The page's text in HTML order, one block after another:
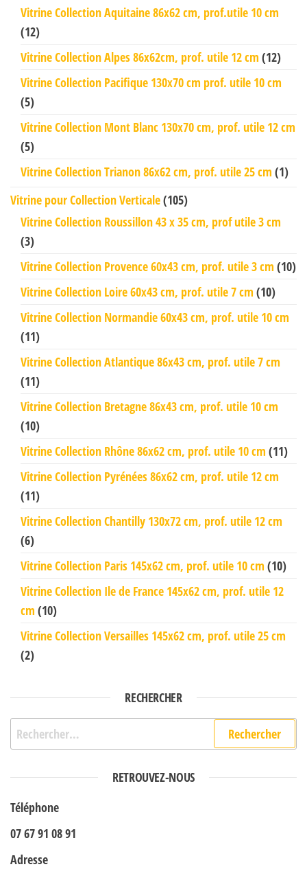
Vitrine Collection Aquitaine 86x62 cm, prof.utile 10 cm
(12)
Vitrine Collection Alpes 86x62cm, prof. utile 12 cm (12)
Vitrine Collection Pacifique 130x70 cm prof. utile 10 cm
(5)
Vitrine Collection Mont Blanc 130x70 cm, prof. utile 12 cm
(5)
Vitrine Collection Trianon 86x62 cm, prof. utile 25 cm (1)
Vitrine pour Collection Verticale(105)
Vitrine Collection Roussillon 43 x 35 cm, prof utile 3 cm
(3)
Vitrine Collection Provence 60x43 cm, prof. utile 3 cm (10)
Vitrine Collection Loire 60x43 cm, prof. utile 7 cm (10)
Vitrine Collection Normandie 60x43 cm, prof. utile 10 cm
(11)
Vitrine Collection Atlantique 86x43 cm, prof. utile 7 cm
(11)
Vitrine Collection Bretagne 86x43 cm, prof. utile 10 cm
(10)
Vitrine Collection Rhône 86x62 cm, prof. utile 10 cm (11)
Vitrine Collection Pyrénées 86x62 cm, prof. utile 12 cm
(11)
Vitrine Collection Chantilly 130x72 cm, prof. utile 12 cm
(6)
Vitrine Collection Paris 145x62 cm, prof. utile 10 cm (10)
Vitrine Collection Ile de France 145x62 cm, prof. utile 12
cm (10)
Vitrine Collection Versailles 145x62 cm, prof. utile 25 cm
(2)
RECHERCHER
Rechercher :
RETROUVEZ-NOUS
Téléphone
07 67 91 08 91
Adresse